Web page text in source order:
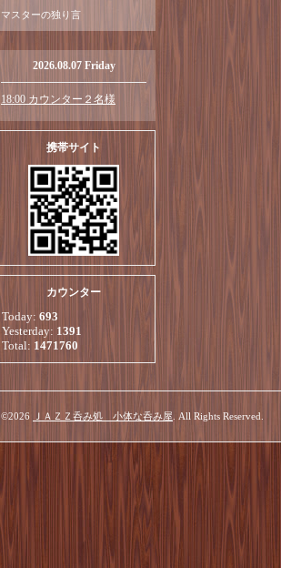
マスターの独り言
2026.08.07 Friday
18:00 カウンター２名様
携帯サイト
カウンター
Today: 693
Yesterday: 1391
Total: 1471760
©2026 ＪＡＺＺ呑み処 小体な呑み屋 . All Rights Reserved.